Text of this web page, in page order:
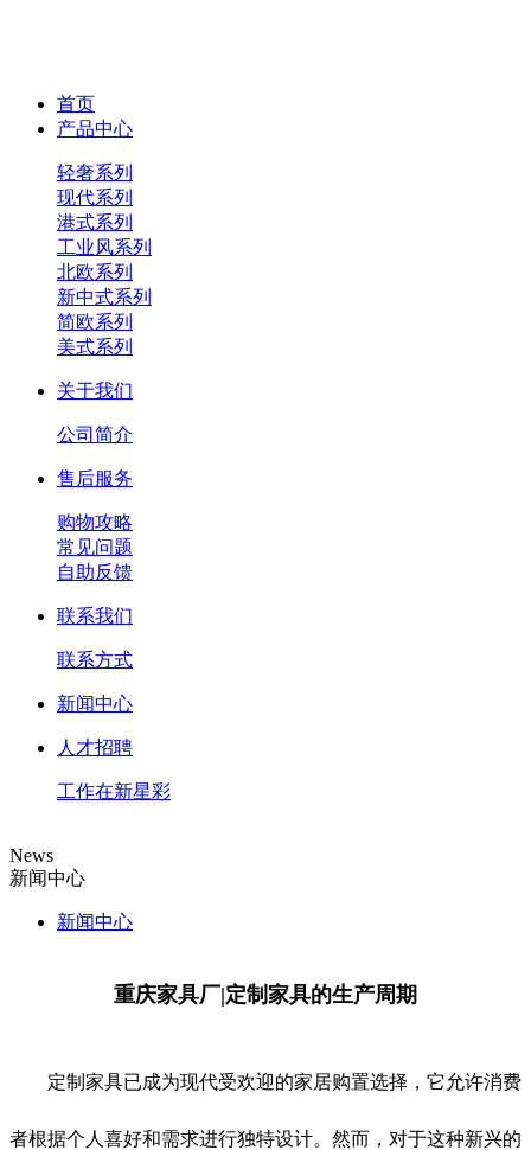
首页
产品中心
轻奢系列
现代系列
港式系列
工业风系列
北欧系列
新中式系列
简欧系列
美式系列
关于我们
公司简介
售后服务
购物攻略
常见问题
自助反馈
联系我们
联系方式
新闻中心
人才招聘
工作在新星彩
News
新闻中心
新闻中心
重庆家具厂|定制家具的生产周期
定制家具已成为现代受欢迎的家居购置选择，它允许消费
者根据个人喜好和需求进行独特设计。然而，对于这种新兴的